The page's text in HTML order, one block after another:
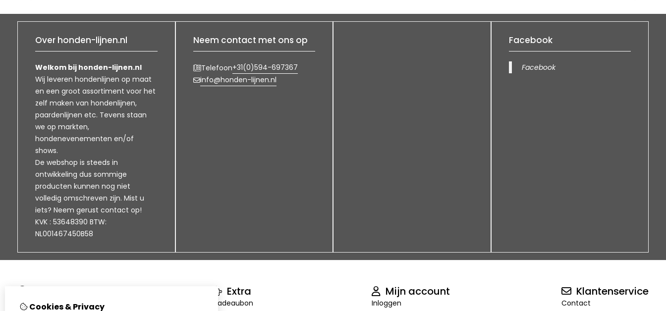
Over honden-lijnen.nl
Welkom bij honden-lijnen.nl
Wij leveren hondenlijnen op maat
en een groot assortiment voor het
zelf maken van hondenlijnen,
paardenlijnen etc. Tevens staan
we op markten,
hondenevenementen en/of
shows.
De webshop is steeds in
ontwikkeling dus sommige
producten kunnen nog niet
volledig omschreven zijn. Mist u
iets? Neem gerust contact op!
KVK : 53648390 BTW:
NL001467450B58
Neem contact met ons op
Telefoon+31(0)594-697367
info@honden-lijnen.nl
Facebook
Facebook
Klantenservice
Extra
Cadeaubon
Mijn account
Inloggen
Klantenservice
Contact
Cookies & Privacy